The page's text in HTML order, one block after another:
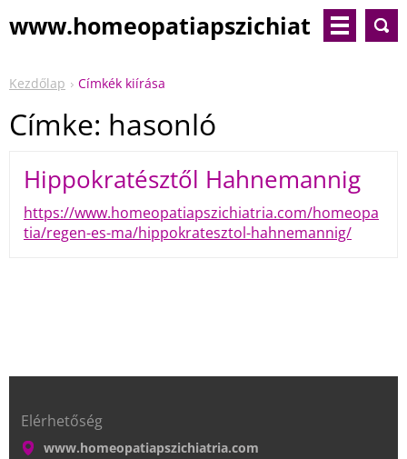
www.homeopatiapszichiat
Kezdőlap Címkék kiírása
Címke: hasonló
Hippokratésztől Hahnemannig
https://www.homeopatiapszichiatria.com/homeopa
tia/regen-es-ma/hippokratesztol-hahnemannig/
Elérhetőség
www.homeopatiapszichiatria.com